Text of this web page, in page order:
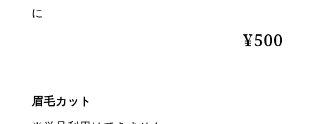
に
¥500
眉毛カット